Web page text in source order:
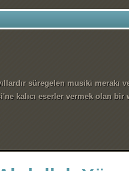
süregelen musiki merakı
kalıcı eserler vermek olan bir